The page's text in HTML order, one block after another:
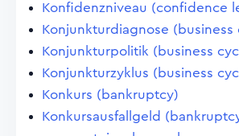
Konfidenzniveau (confidence
Konjunkturdiagnose (business
Konjunkturpolitik (business
Konjunkturzyklus (business
Konkurs (bankruptcy)
Konkursausfallgeld